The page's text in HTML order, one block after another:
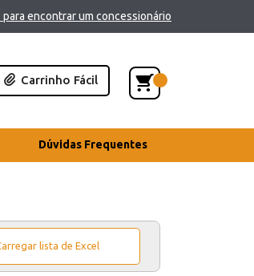
para encontrar um concessionário
Carrinho Fácil
Dúvidas Frequentes
lista de Excel